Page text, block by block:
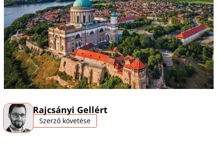
Rajcsányi Gellért
Szerző követése